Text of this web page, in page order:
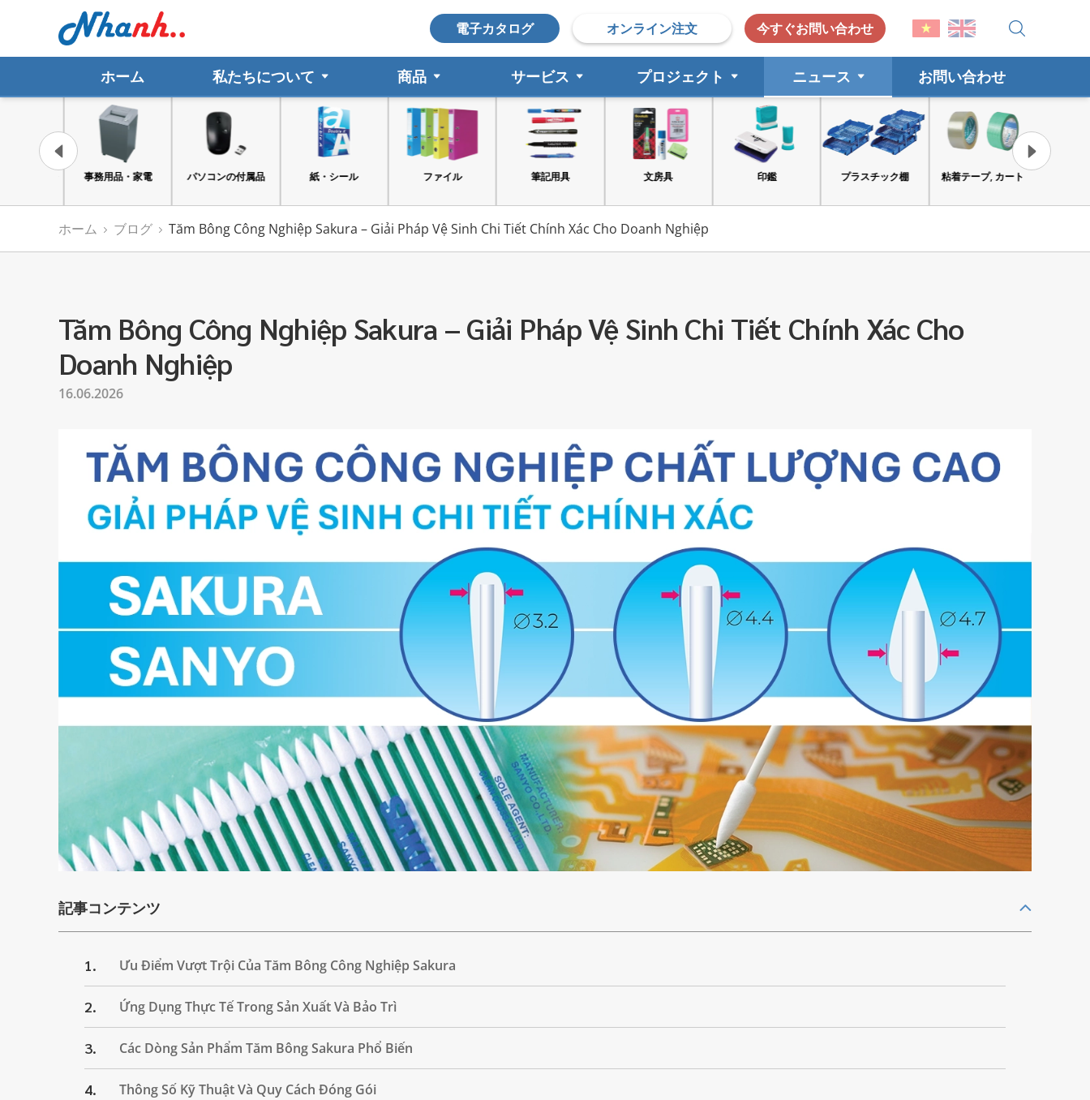
電子カタログ オンライン注文 今すぐお問い合わせ
ホーム 私たちについて 商品 サービス プロジェクト ニュース お問い合わせ
パソコンの付属品 紙・シール ファイル 筆記用具 文房具 印鑑 プラスチック棚 粘着テープ, カート 工具と安全保護具
ホーム ブログ Tăm Bông Công Nghiệp Sakura – Giải Pháp Vệ Sinh Chi Tiết Chính Xác Cho Doanh Nghiệp
Tăm Bông Công Nghiệp Sakura – Giải Pháp Vệ Sinh Chi Tiết Chính Xác Cho
Doanh Nghiệp
16.06.2026
記事コンテンツ
1. Ưu Điểm Vượt Trội Của Tăm Bông Công Nghiệp Sakura
2. Ứng Dụng Thực Tế Trong Sản Xuất Và Bảo Trì
3. Các Dòng Sản Phẩm Tăm Bông Sakura Phổ Biến
4. Thông Số Kỹ Thuật Và Quy Cách Đóng Gói